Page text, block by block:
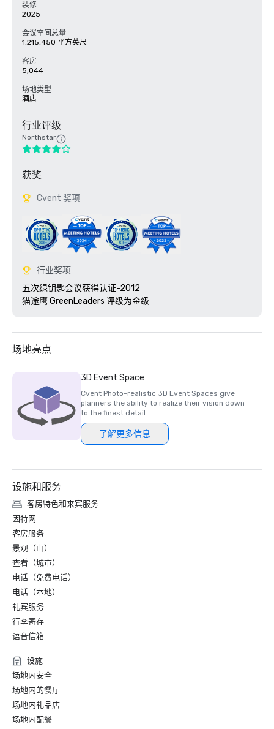
装修
2025
会议空间总量
1,215,450 平方英尺
客房
5,044
场地类型
酒店
行业评级
Northstar
获奖
Cvent 奖项
行业奖项
五次绿钥匙会议获得认证-2012
场地亮点
3D Event Space
Cvent Photo-realistic 3D Event Spaces give
planners the ability to realize their vision down
to the finest detail.
了解更多信息
设施和服务
客房特色和来宾服务
因特网
客房服务
景观（山）
查看（城市）
电话（免费电话）
电话（本地）
礼宾服务
行李寄存
语音信箱
设施
场地内安全
场地内的餐厅
场地内礼品店
场地内配餐